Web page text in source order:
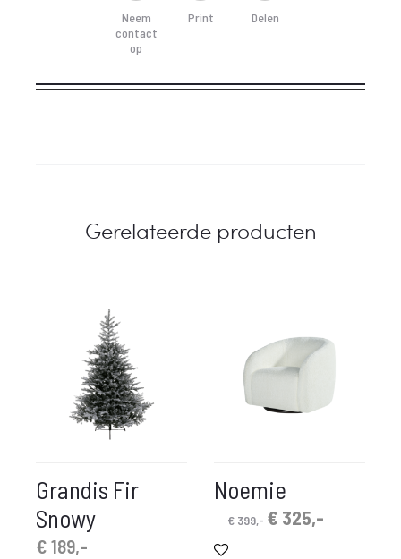
Neem
contact
op
Print Delen
Gerelateerde producten
Grandis Fir
Snowy
€189,-
Noemie
€399,- Oorspronkelijke
€ 325,-